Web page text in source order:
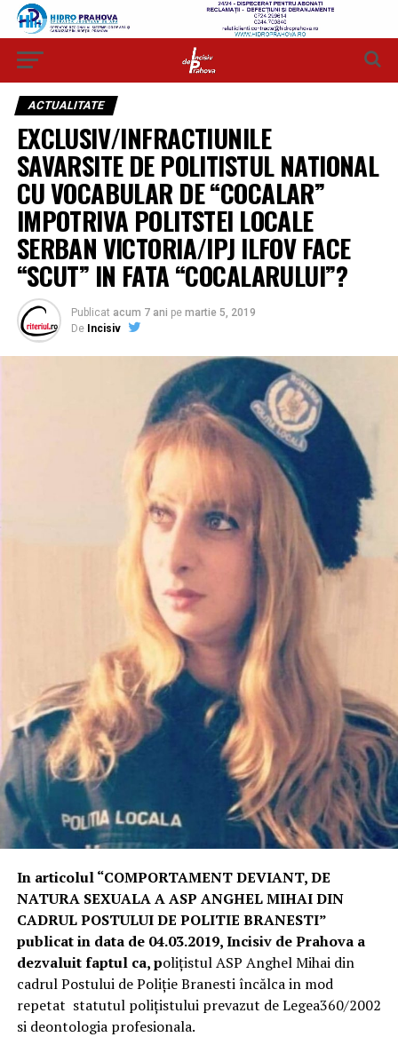
ACTUALITATE
EXCLUSIV/INFRACTIUNILE
SAVARSITE DE POLITISTUL NATIONAL
CU VOCABULAR DE “COCALAR”
IMPOTRIVA POLITSTEI LOCALE
SERBAN VICTORIA/IPJ ILFOV FACE
“SCUT” IN FATA “COCALARULUI”?
Publicat acum 7 ani pe martie 5, 2019
De Incisiv
In articolul “COMPORTAMENT DEVIANT, DE
NATURA SEXUALA A ASP ANGHEL MIHAI DIN
CADRUL POSTULUI DE POLITIE BRANESTI”
publicat in data de 04.03.2019, Incisiv de Prahova a
dezvaluit faptul ca, polițistul ASP Anghel Mihai din
cadrul Postului de Poliție Branesti încălca in mod
repetat statutul polițistului prevazut de Legea360/2002
si deontologia profesionala.